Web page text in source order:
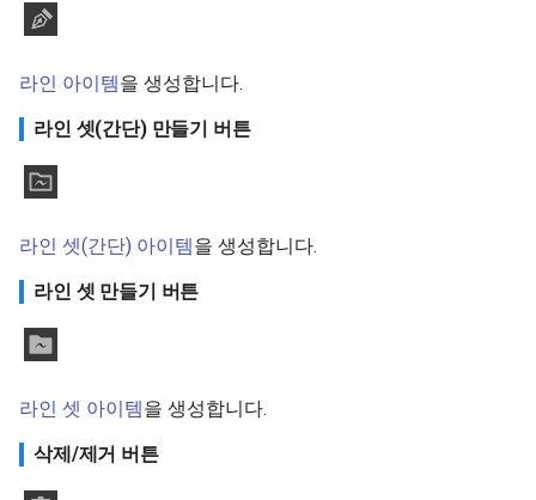
라인 아이템을 생성합니다.
라인 셋(간단) 만들기 버튼
라인 셋(간단) 아이템을 생성합니다.
라인 셋 만들기 버튼
라인 셋 아이템을 생성합니다.
삭제/제거 버튼